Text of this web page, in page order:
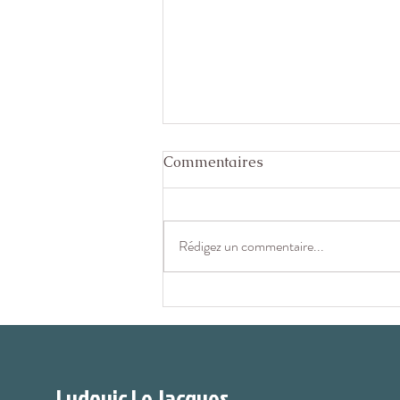
végétariens/pescatariens
Commentaires
Rédigez un commentaire...